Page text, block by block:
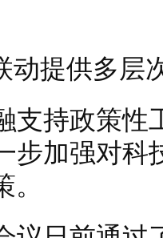
提供多层
持政策性
步加强对